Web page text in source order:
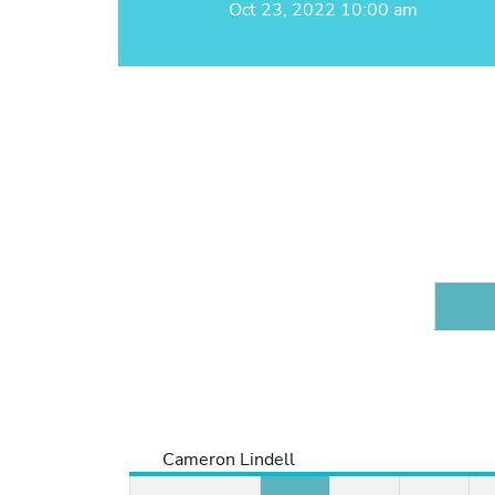
Oct 23, 2022 10:00 am
Cameron Lindell